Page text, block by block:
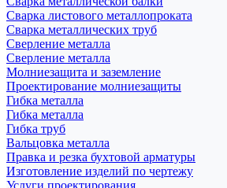
Сварка листового металлопроката
Сварка металлических труб
Сверление металла
Сверление металла
Молниезащита и заземление
Проектирование молниезащиты
Гибка металла
Гибка металла
Гибка труб
Вальцовка металла
Правка и резка бухтовой арматуры
Изготовление изделий по чертежу
Услуги проектирования